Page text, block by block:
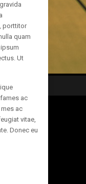
porttitor
quam
Ut
ac
ac
vitae,
Donec eu